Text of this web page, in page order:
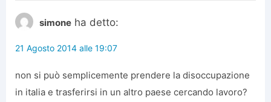
simone ha detto:
21 Agosto 2014 alle 19:07
non si può semplicemente prendere la disoccupazione
in italia e trasferirsi in un altro paese cercando lavoro?